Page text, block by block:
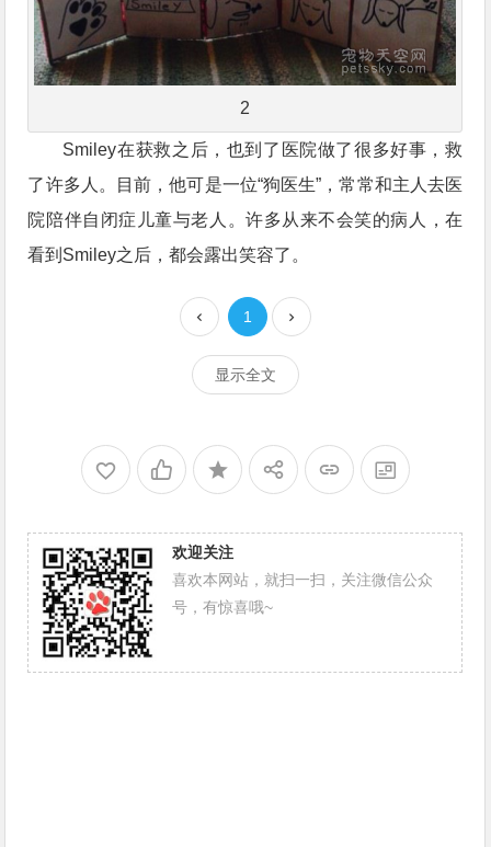
2
Smiley在获救之后，也到了医院做了很多好事，救
了许多人。目前，他可是一位“狗医生”，常常和主人去医
院陪伴自闭症儿童与老人。许多从来不会笑的病人，在
看到Smiley之后，都会露出笑容了。
1
显示全文
欢迎关注
喜欢本网站，就扫一扫，关注微信公众
号，有惊喜哦~